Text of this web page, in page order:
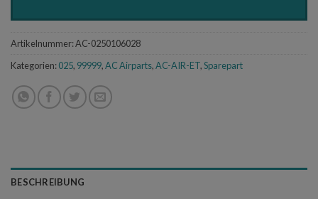
Artikelnummer:AC-0250106028
Kategorien: 025, 99999,AC Airparts,AC-AIR-ET,Sparepart
BESCHREIBUNG